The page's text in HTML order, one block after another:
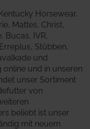
Horsewear,
Mattes, Christ,
Bucas, IVR,
Stübben,
und
und in unseren
unser Sortiment
von
beliebt ist unser
mit neuem